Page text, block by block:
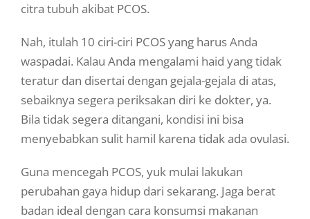
citra tubuh akibat PCOS.
Nah, itulah 10 ciri-ciri PCOS yang harus Anda
waspadai. Kalau Anda mengalami haid yang tidak
teratur dan disertai dengan gejala-gejala di atas,
sebaiknya segera periksakan diri ke dokter, ya.
Bila tidak segera ditangani, kondisi ini bisa
menyebabkan sulit hamil karena tidak ada ovulasi.
Guna mencegah PCOS, yuk mulai lakukan
perubahan gaya hidup dari sekarang. Jaga berat
badan ideal dengan cara konsumsi makanan